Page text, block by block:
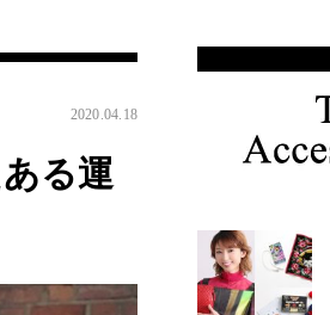
2020.04.18
る運